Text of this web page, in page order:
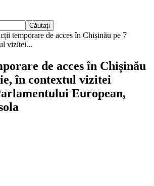
temporare de acces în Chișinău pe 7
vizitei...
de acces în Chișinău
în contextul vizitei
European,